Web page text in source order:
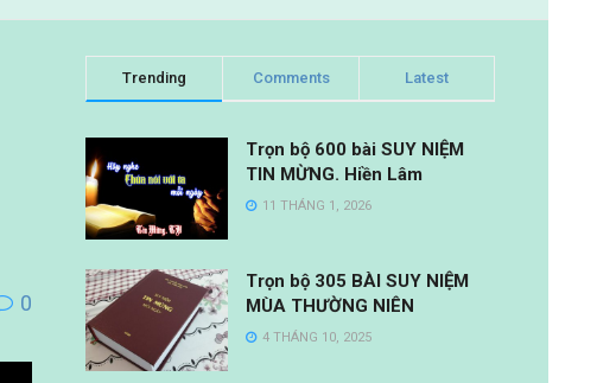
0
Trending Comments Latest
Trọn bộ 600 bài SUY NIỆM
TIN MỪNG. Hiền Lâm
11 THÁNG 1, 2026
Trọn bộ 305 BÀI SUY NIỆM
MÙA THƯỜNG NIÊN
4 THÁNG 10, 2025